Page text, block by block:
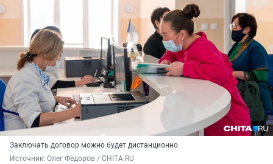
Заключать договор можно будет дистанционно
Источник: Олег Фёдоров / CHITA.RU